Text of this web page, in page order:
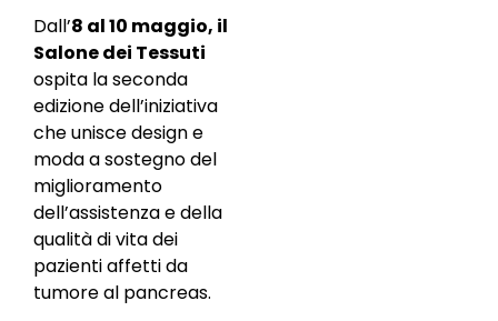
Dall’8 al 10 maggio, il
Salone dei Tessuti
ospita la seconda
edizione dell’iniziativa
che unisce design e
moda a sostegno del
miglioramento
dell’assistenza e della
qualità di vita dei
pazienti affetti da
tumore al pancreas.